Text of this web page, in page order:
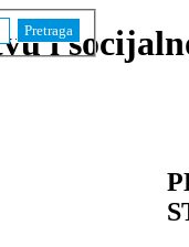
i
Pretraga